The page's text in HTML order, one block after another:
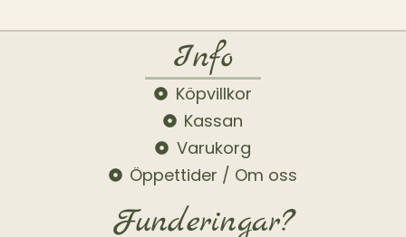
Info
Köpvillkor
Kassan
Varukorg
Öppettider / Om oss
Funderingar?